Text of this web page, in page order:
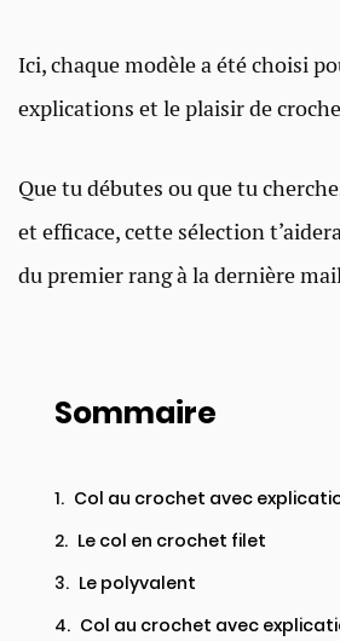
Ici, chaque modèle a été choisi
explications et le plaisir de
Que tu débutes ou que tu
et efficace, cette sélection
du premier rang à la dernière
Sommaire
Col au crochet avec
Le col en crochet filet
Le polyvalent
Col au crochet avec